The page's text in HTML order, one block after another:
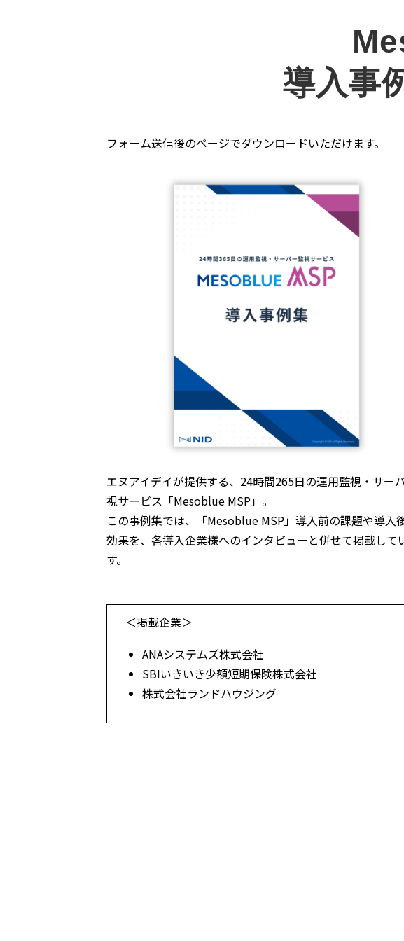
導入事
フォーム送信後のページでダウンロードいただけます。
エヌアイデイが提供する、24時間265日の運用監視・サー
視サービス「Mesoblue MSP」。
この事例集では、「Mesoblue MSP」導入前の課題や導入
効果を、各導入企業様へのインタビューと併せて掲載して
す。
＜掲載企業＞
ANAシステムズ株式会社
SBIいきいき少額短期保険株式会社
株式会社ランドハウジング